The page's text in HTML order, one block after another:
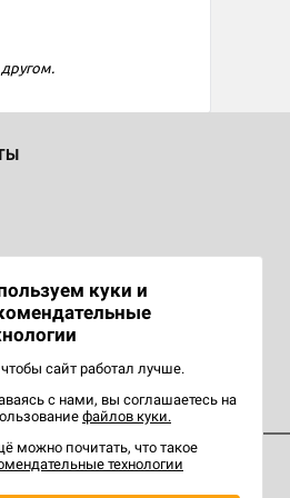
куки и
сайт работал лучше.
с нами, вы соглашаетесь на
файлов куки.
можно почитать, что такое
технологии